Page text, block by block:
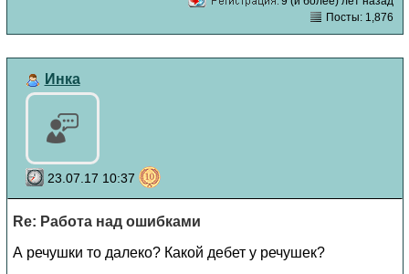
Посты: 1,876
Инка
23.07.17 10:37
Re: Работа над ошибками
А речушки то далеко? Какой дебет у речушек?